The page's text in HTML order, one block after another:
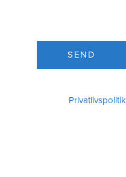
SEND
Privatlivspolitik